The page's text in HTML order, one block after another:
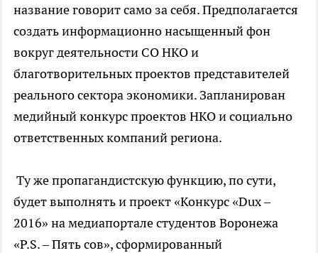
название говорит само за себя. Предполагается
создать информационно насыщенный фон
вокруг деятельности СО НКО и
благотворительных проектов представителей
реального сектора экономики. Запланирован
медийный конкурс проектов НКО и социально
ответственных компаний региона.
Ту же пропагандистскую функцию, по сути,
будет выполнять и проект «Конкурс «Dux –
2016» на медиапортале студентов Воронежа
«P.S. – Пять сов», сформированный